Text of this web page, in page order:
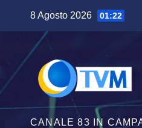
contenuto
8 Agosto 2026 01:22
CANALE 83 IN